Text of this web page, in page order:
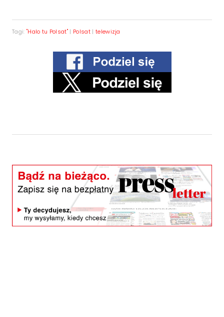
Tagi: "Halo tu Polsat" | Polsat| telewizja